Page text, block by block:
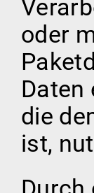
oder
Daten
die
ist,